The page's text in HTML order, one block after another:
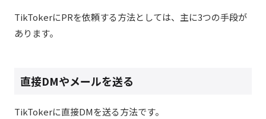
TikTokerにPRを依頼する方法としては、主に3つの手段が
あります。
直接DMやメールを送る
TikTokerに直接DMを送る方法です。